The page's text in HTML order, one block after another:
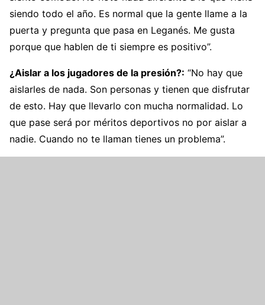
siendo todo el año. Es normal que la gente llame a la
puerta y pregunta que pasa en Leganés. Me gusta
porque que hablen de ti siempre es positivo”.
¿Aislar a los jugadores de la presión?: “No hay que
aislarles de nada. Son personas y tienen que disfrutar
de esto. Hay que llevarlo con mucha normalidad. Lo
que pase será por méritos deportivos no por aislar a
nadie. Cuando no te llaman tienes un problema”.